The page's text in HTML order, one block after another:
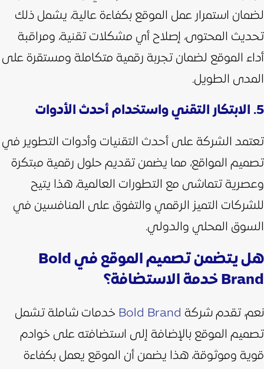
لضمان استمرار عمل الموقع بكفاءة عالية، يشمل ذلك
تحديث المحتوى، إصلاح أي مشكلات تقنية، ومراقبة
أداء الموقع لضمان تجربة رقمية متكاملة ومستقرة على
المدى الطويل.
5. الابتكار التقني واستخدام أحدث الأدوات
تعتمد الشركة على أحدث التقنيات وأدوات التطوير في
تصميم المواقع، مما يضمن تقديم حلول رقمية مبتكرة
وعصرية تتماشى مع التطورات العالمية، هذا يتيح
للشركات التميز الرقمي والتفوق على المنافسين في
السوق المحلي والدولي.
هل يتضمن تصميم الموقع في Bold
Brand خدمة الاستضافة؟
نعم، تقدم شركة
خدمات شاملة تشمل
تصميم الموقع بالإضافة إلى استضافته على خوادم
قوية وموثوقة، هذا يضمن أن الموقع يعمل بكفاءة